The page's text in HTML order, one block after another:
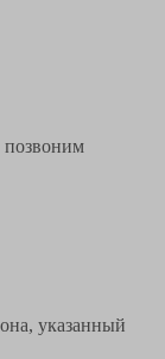
позвоним
указанный